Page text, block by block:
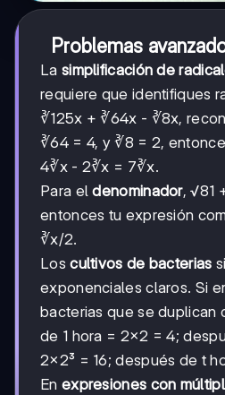
Problemas
La simplificación de
requiere que identifiques
∛125x + ∛64x - ∛8x,
∛64 = 4, y ∛8 = 2,
4∛x - 2∛x = 7∛x.
Para eldenominador, √81
entonces tu expresión
∛x/2.
Loscultivos de bacterias
exponenciales claros. Si
bacterias que se duplican
de 1 hora = 2×2 = 4;
2×2³ = 16; después de t
En expresiones con